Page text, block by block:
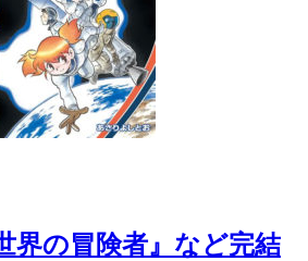
界の冒険者』など完結